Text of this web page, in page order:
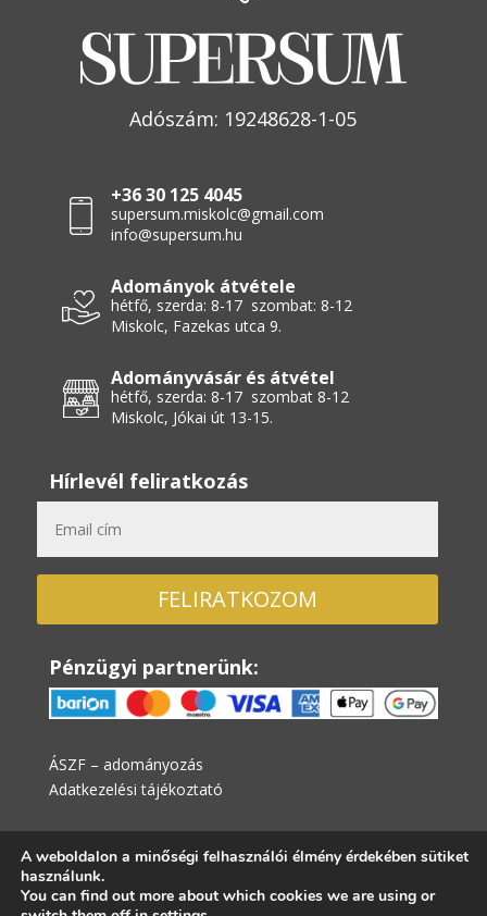
Adószám: 19248628-1-05
+36 30 125 4045
supersum.miskolc@gmail.com
info@supersum.hu
Adományok átvétele
hétfő, szerda: 8-17 szombat: 8-12
Miskolc, Fazekas utca 9.
Adományvásár és átvétel
hétfő, szerda: 8-17 szombat 8-12
Miskolc, Jókai út 13-15.
Hírlevél feliratkozás
FELIRATKOZOM
Pénzügyi partnerünk:
ÁSZF – adományozás
Adatkezelési tájékoztató
A weboldalon a minőségi felhasználói élmény érdekében sütiket
használunk.
You can find out more about which cookies we are using or